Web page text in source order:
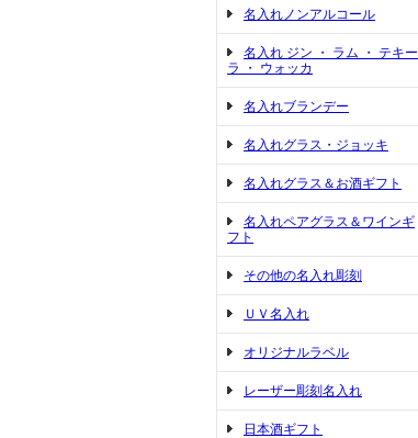
名入れノンアルコール
名入れ ジン ・ ラム ・ テキー
ラ ・ ウォッカ
名入れブランデー
名入れグラス・ジョッキ
名入れグラス＆お酒ギフト
名入れペアグラス＆ワインギ
フト
その他の名入れ彫刻
ＵＶ名入れ
オリジナルラベル
レーザー彫刻名入れ
日本酒ギフト